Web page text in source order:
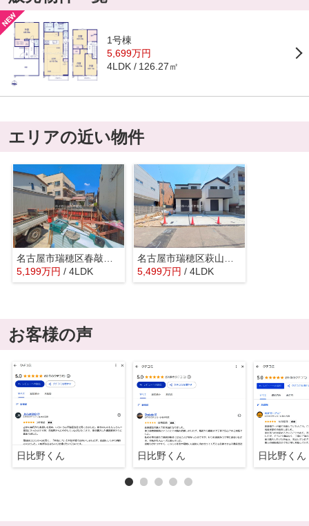
1号棟
5,699万円
4LDK 126.27㎡
エリアの近い物件
5,199万円 / 4LDK
5,499万円 / 4LDK
お客様の声
日比野くん 日比野くん 日比野くん